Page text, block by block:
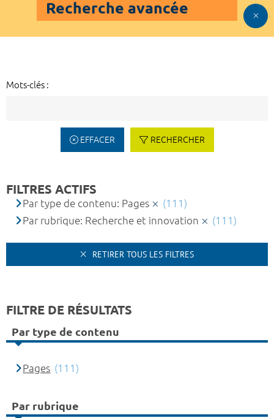
Recherche avancée
Mots-clés :
EFFACER RECHERCHER
FILTRES ACTIFS
Par type de contenu: Pages
(111)
Par rubrique: Recherche et innovation
(111)
RETIRER TOUS LES FILTRES
FILTRE DE RÉSULTATS
Par type de contenu
Pages (111)
Par rubrique